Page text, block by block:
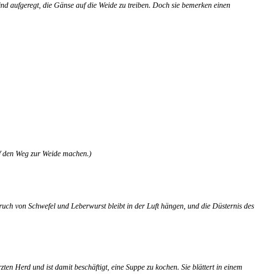
aufgeregt, die Gänse auf die Weide zu treiben. Doch sie bemerken einen
Weg zur Weide machen.)
von Schwefel und Leberwurst bleibt in der Luft hängen, und die Düsternis des
Herd und ist damit beschäftigt, eine Suppe zu kochen. Sie blättert in einem